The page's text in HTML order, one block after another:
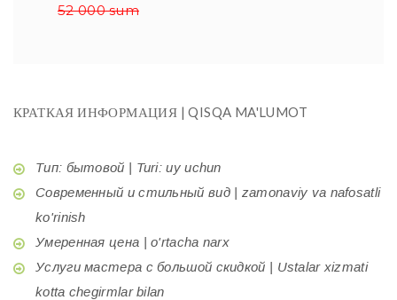
52 000 sum
КРАТКАЯ ИНФОРМАЦИЯ | QISQA MA'LUMOT
Тип: бытовой | Turi: uy uchun
Современный и стильный вид | zamonaviy va nafosatli
ko'rinish
Умеренная цена | o'rtacha narx
Услуги мастера с большой скидкой | Ustalar xizmati
kotta chegirmlar bilan